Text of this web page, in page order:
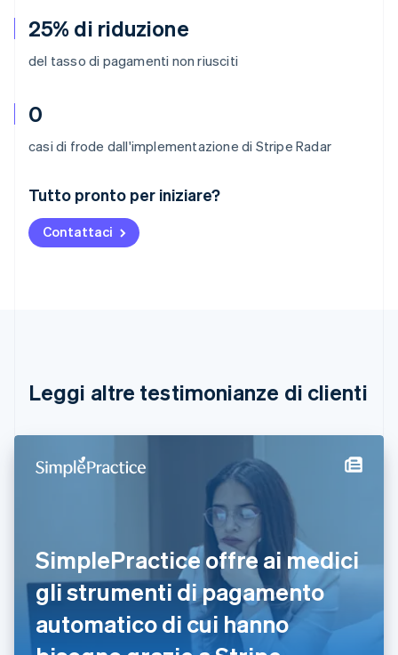
25% di riduzione
del tasso di pagamenti non riusciti
0
casi di frode dall'implementazione di Stripe Radar
Tutto pronto per iniziare?
Contattaci
Leggi altre testimonianze di clienti
SimplePractice offre ai medici
gli strumenti di pagamento
automatico di cui hanno
Australia
English
Austria
DeutschEnglish
English Français
Cina continentale
Cipro
English
Croazia
English
Estonia
English
Finlandia